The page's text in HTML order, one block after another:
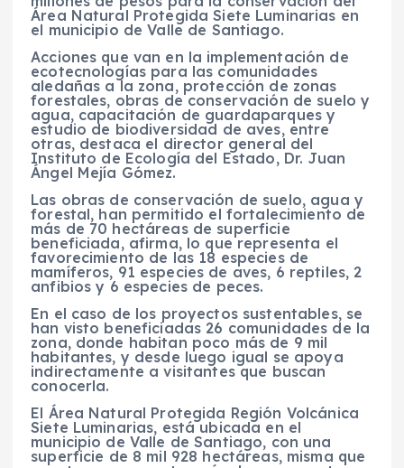
Área Natural Protegida Siete Luminarias en
el municipio de Valle de Santiago.
Acciones que van en la implementación de
ecotecnologías para las comunidades
aledañas a la zona, protección de zonas
forestales, obras de conservación de suelo y
agua, capacitación de guardaparques y
estudio de biodiversidad de aves, entre
otras, destaca el director general del
Instituto de Ecología del Estado, Dr. Juan
Ángel Mejía Gómez.
Las obras de conservación de suelo, agua y
forestal, han permitido el fortalecimiento de
más de 70 hectáreas de superficie
beneficiada, afirma, lo que representa el
favorecimiento de las 18 especies de
mamíferos, 91 especies de aves, 6 reptiles, 2
anfibios y 6 especies de peces.
En el caso de los proyectos sustentables, se
han visto beneficiadas 26 comunidades de la
zona, donde habitan poco más de 9 mil
habitantes, y desde luego igual se apoya
indirectamente a visitantes que buscan
conocerla.
El Área Natural Protegida Región Volcánica
Siete Luminarias, está ubicada en el
municipio de Valle de Santiago, con una
superficie de 8 mil 928 hectáreas, misma que